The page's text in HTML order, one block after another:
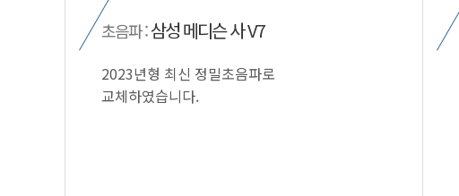
초음파 :삼성 메디슨 사 V7
2023년형 최신 정밀초음파로
교체하였습니다.